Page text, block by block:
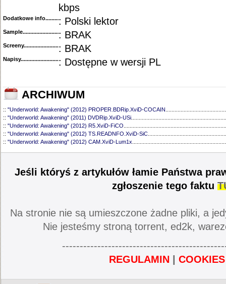
kbps
Dodatkowe info....................................
: Polski lektor
Sample............................................
: BRAK
Screeny...........................................
: BRAK
Napisy............................................: Dostępne w wersji PL
ARCHIWUM
:: "Underworld: Awakening" (2012) PROPER.BDRip.XviD-COCAIN
:: "Underworld: Awakening" (2011) DVDRip.XviD-USi
:: "Underworld: Awakening" (2012) R5.XviD-FiCO
:: "Underworld: Awakening" (2012) TS.READNFO.XviD-SiC
:: "Underworld: Awakening" (2012) CAM.XviD-Lum1x
Jeśli któryś z artykułów łamie Państwa
zgłoszenie tego faktu
Na stronie nie są umieszczone żadne pliki, a
Nie jesteśmy stroną torrent, ed2k,
REGULAMIN
COOKIES